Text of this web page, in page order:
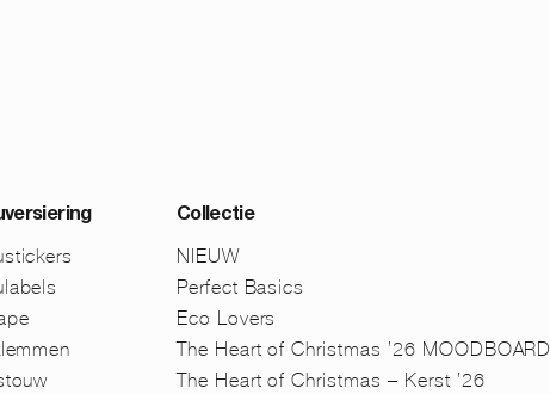
Collectie
NIEUW
Perfect Basics
Eco Lovers
The Heart of Christmas ’26 MOODBOARD
The Heart of Christmas – Kerst ’26